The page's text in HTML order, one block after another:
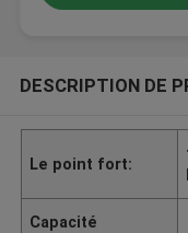
DESCRIPTION DE
Le point fort:
Capacité